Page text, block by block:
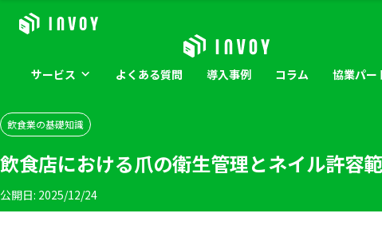
サービス よくある質問 導入事例 コラム 協業パー
飲食業の基礎知識
飲食店における爪の衛生管理とネイル許容
公開日: 2025/12/24